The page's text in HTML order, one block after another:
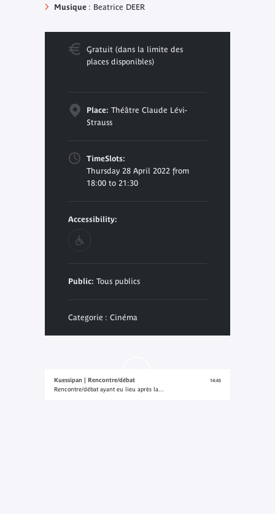
Musique: Beatrice DEER
Gratuit (dans la limite des
places disponibles)
Place: Théâtre Claude Lévi-
Strauss
TimeSlots:
Thursday 28 April 2022 from
18:00 to 21:30
Accessibility:
Public: Tous publics
Categorie : Cinéma
Kuessipan | Rencontre/débat
Rencontre/débat ayant eu lieu après la...
14:45